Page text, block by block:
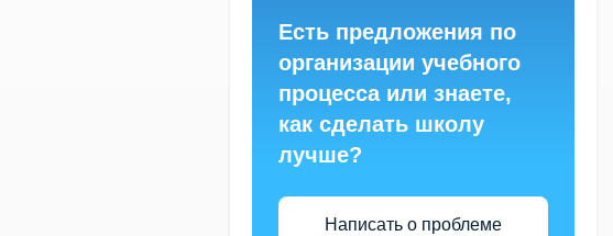
Есть предложения по
организации учебного
процесса или знаете,
как сделать школу
лучше?
Написать о проблеме